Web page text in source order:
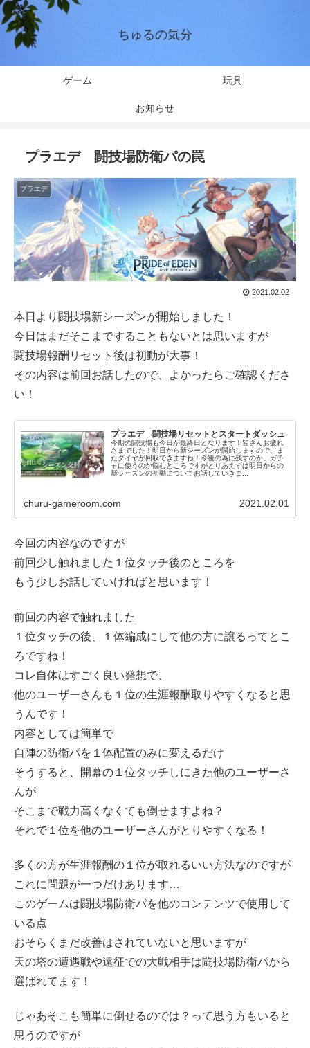
ちゅるの気分
ゲーム 玩具
お知らせ
プラエデ 闘技場防衛パの罠
プラエデ
2021.02.02
本日より闘技場新シーズンが開始しました！
今日はまだそこまですることもないとは思いますが
闘技場報酬リセット後は初動が大事！
その内容は前回お話したので、よかったらご確認くださ
い！
プラエデ 闘技場リセットとスタートダッシュ
今期の闘技場も今日が最終日となります！皆さんお疲れ
さまでした！明日から新シーズンが開始しますので、ま
たダイヤが回収できますね！今後の為に残すのか、ガチ
ャに使うのか悩むところですがとりあえずは明日からの
新シーズンの初動についてお話していきま...
churu-gameroom.com 2021.02.01
今回の内容なのですが
前回少し触れました１位タッチ後のところを
もう少しお話していければと思います！
前回の内容で触れました
１位タッチの後、１体編成にして他の方に譲るってとこ
ろですね！
コレ自体はすごく良い発想で、
他のユーザーさんも１位の生涯報酬取りやすくなると思
うんです！
内容としては簡単で
自陣の防衛パを１体配置のみに変えるだけ
そうすると、開幕の１位タッチしにきた他のユーザーさ
んが
そこまで戦力高くなくても倒せますよね？
それで１位を他のユーザーさんがとりやすくなる！
多くの方が生涯報酬の１位が取れるいい方法なのですが
これに問題が一つだけあります…
このゲームは闘技場防衛パを他のコンテンツで使用して
いる点
おそらくまだ改善はされていないと思いますが
天の塔の遭遇戦や遠征での大戦相手は闘技場防衛パから
選ばれてます！
じゃあそこも簡単に倒せるのでは？って思う方もいると
思うのですが